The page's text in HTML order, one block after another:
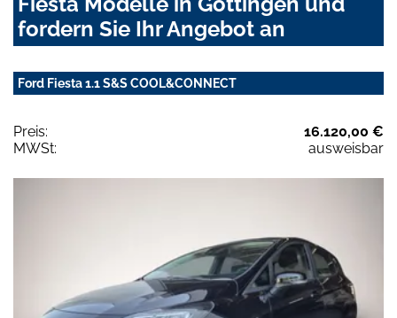
fordern Sie Ihr Angebot an
Ford Fiesta 1.1 S&S COOL&CONNECT
Preis:
16.120,00 €
MWSt:
ausweisbar